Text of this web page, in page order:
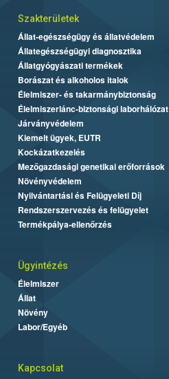
Szakterületek
Állat-egészségügy és állatvédelem
Állategészségügyi diagnosztika
Állatgyógyászati termékek
Borászat és alkoholos italok
Élelmiszer- és takarmánybiztonság
Élelmiszerlánc-biztonsági laborhálózat
Járványvédelem
Kiemelt ügyek, EUTR
Kockázatkezelés
Mezőgazdasági genetikai erőforrások
Növényvédelem
Nyilvántartási és Felügyeleti Díj
Rendszerszervezés és felügyelet
Termékpálya-ellenőrzés
Ügyintézés
Élelmiszer
Állat
Növény
Labor/Egyéb
Kapcsolat